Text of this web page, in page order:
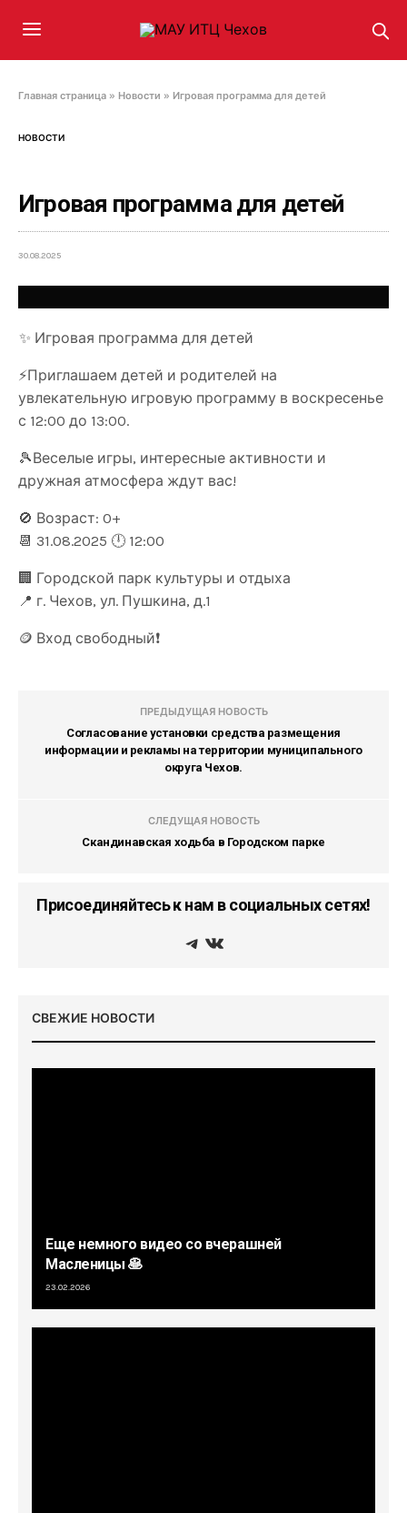
Главная страница » Новости » Игровая программа для детей
НОВОСТИ
Игровая программа для детей
30.08.2025
✨ Игровая программа для детей
⚡Приглашаем детей и родителей на
увлекательную игровую программу в воскресенье
с 12:00 до 13:00.
🎾Веселые игры, интересные активности и
дружная атмосфера ждут вас!
🚫 Возраст: 0+
📆 31.08.2025 🕛 12:00
🏢 Городской парк культуры и отдыха
📍 г. Чехов, ул. Пушкина, д.1
🪙 Вход свободный❗️
ПРЕДЫДУЩАЯ НОВОСТЬ
Согласование установки средства размещения
информации и рекламы на территории муниципального
округа Чехов.
СЛЕДУЩАЯ НОВОСТЬ
Скандинавская ходьба в Городском парке
Присоединяйтесь к нам в социальных сетях!
СВЕЖИЕ НОВОСТИ
Еще немного видео со вчерашней
Масленицы 🥞
23.02.2026